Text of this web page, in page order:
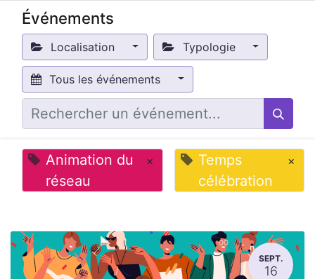
Événements
Localisation Typologie
Tous les événements
Animation du
réseau
×
Temps
célébration
×
SEPT.
16